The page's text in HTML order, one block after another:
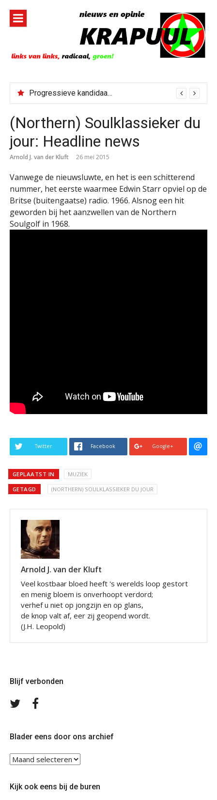
inhoud
Progressieve kandidaat El-Sayed senaatskandidaat Michigan
(Northern) Soulklassieker du
jour: Headline news
Arnold J. van der Kluft 26 mei 2015
Vanwege de nieuwsluwte, en het is een schitterend
nummer, het eerste waarmee Edwin Starr opviel op de
Britse (buitengaatse) radio. 1966. Alsnog een hit
geworden bij het aanzwellen van de Northern
Soulgolf in 1968.
Twitter Facebook Google+
GEPLAATST IN MUZIEK
GETAGD (NORTHERN) SOULKLASSIEKER DU JOUR
Arnold J. van der Kluft
Veel kostbaar bloed heeft 's werelds loop gestort
en menig bloem is onverhoopt verdord;
verhef u niet op jongzijn en op glans,
de knop valt af, eer zij geopend wordt.
(J.H. Leopold)
Blijf verbonden
Volg
Blader eens door ons archief
Blader
eens
ons
Kijk ook eens bij de buren